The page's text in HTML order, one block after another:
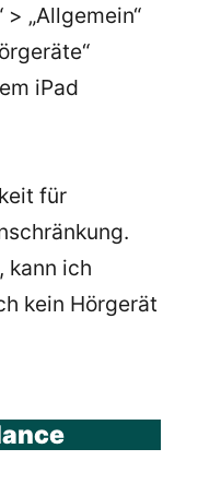
„Allgemein“
iPad
für
kann ich
kein Hörgerät